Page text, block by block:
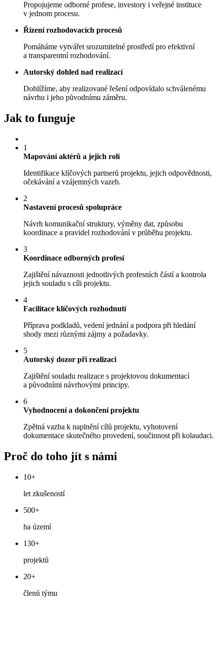
Propojujeme odborné profese, investory i veřejné instituce
v jednom procesu.
Řízení rozhodovacích procesů
Pomáháme vytvářet srozumitelné prostředí pro efektivní
a transparentní rozhodování.
Autorský dohled nad realizací
Dohlížíme, aby realizované řešení odpovídalo schválenému
návrhu i jeho původnímu záměru.
Jak to funguje
1
Mapování aktérů a jejich rolí
Identifikace klíčových partnerů projektu, jejich odpovědnosti,
očekávání a vzájemných vazeb.
2
Nastavení procesů spolupráce
Návrh komunikační struktury, výměny dat, způsobu
koordinace a pravidel rozhodování v průběhu projektu.
3
Koordinace odborných profesí
Zajištění návaznosti jednotlivých profesních částí a kontrola
jejich souladu s cíli projektu.
4
Facilitace klíčových rozhodnutí
Příprava podkladů, vedení jednání a podpora při hledání
shody mezi různými zájmy a požadavky.
5
Autorský dozor při realizaci
Zajištění souladu realizace s projektovou dokumentací
a původními návrhovými principy.
6
Vyhodnocení a dokončení projektu
Zpětná vazba k naplnění cílů projektu, vyhotovení
dokumentace skutečného provedení, součinnost při kolaudaci.
Proč do toho jít s námi
10+
let zkušeností
500+
ha území
130+
projektů
20+
členů týmu